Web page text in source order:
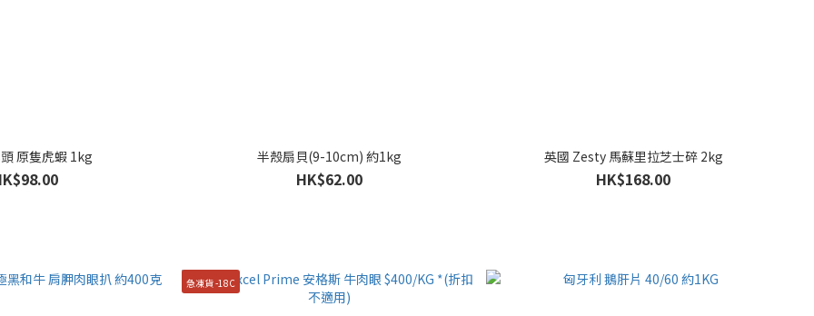
原隻虎蝦 1kg 半殼扇貝(9-10cm) 約1kg
HK$62.00
英國 Zesty 馬蘇里拉芝士碎 2kg
HK$168.00
急凍貨 -18C